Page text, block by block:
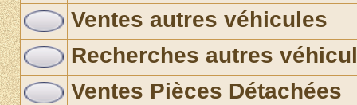
Ventes autres véhicules
Recherches autres
Ventes Pièces Détachées